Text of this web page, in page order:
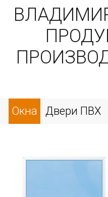
Окна Двери ПВХ